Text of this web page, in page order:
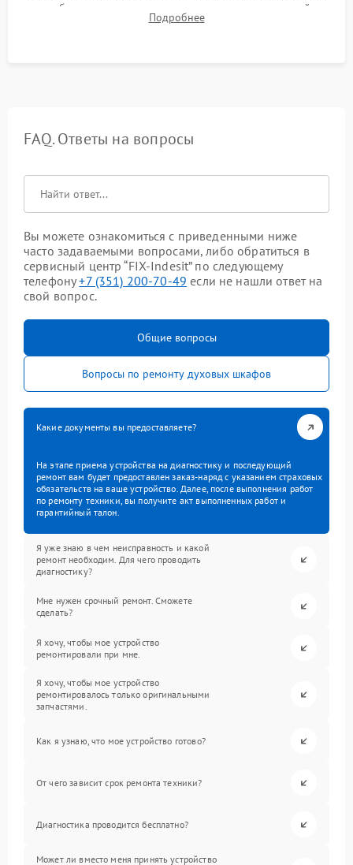
срабатывания термостата при достижении заданной
температуры и тест на отсутствие утечек тока.
Подробнее
FAQ. Ответы на вопросы
Вы можете ознакомиться с приведенными ниже
часто задаваемыми вопросами, либо обратиться в
сервисный центр “FIX-Indesit” по следующему
телефону+7 (351) 200-70-49 если не нашли ответ на
свой вопрос.
Общие вопросы
Вопросы по ремонту духовых шкафов
Какие документы вы предоставляете?
На этапе приема устройства на диагностику и последующий
ремонт вам будет предоставлен заказ-наряд с указанием страховых
обязательств на ваше устройство. Далее, после выполнения работ
по ремонту техники, вы получите акт выполненных работ и
гарантийный талон.
Я уже знаю в чем неисправность и какой
ремонт необходим. Для чего проводить
диагностику?
Мне нужен срочный ремонт. Сможете
сделать?
Я хочу, чтобы мое устройство
ремонтировали при мне.
Я хочу, чтобы мое устройство
ремонтировалось только оригинальными
запчастями.
Как я узнаю, что мое устройство готово?
От чего зависит срок ремонта техники?
Диагностика проводится бесплатно?
Может ли вместо меня принять устройство